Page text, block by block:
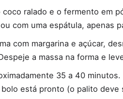
ralado e o fermento em
com uma espátula, apenas
com margarina e açúcar,
a massa na forma e
35 a 40
está pronto (o palito deve